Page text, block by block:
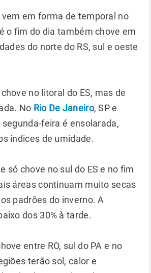
vem em forma de temporal no
o fim do dia também chove em
do norte do RS, sul e oeste
no litoral do ES, mas de
No Rio De Janeiro, SP e
segunda-feira é ensolarada,
índices de umidade.
só chove no sul do ES e no fim
áreas continuam muito secas
padrões do inverno. A
dos 30% à tarde.
entre RO, sul do PA e no
terão sol, calor e